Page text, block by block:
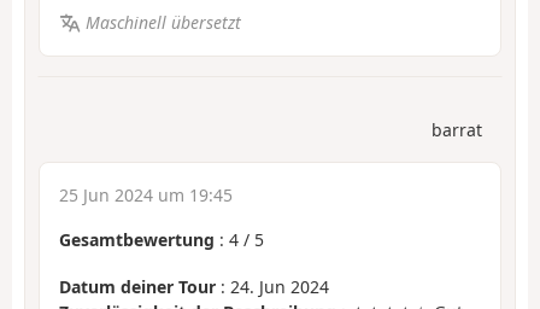
Maschinell übersetzt
barrat
25 Jun 2024 um 19:45
Gesamtbewertung : 4 / 5
Datum deiner Tour : 24. Jun 2024